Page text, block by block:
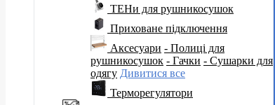
ТЕНи для рушникосушок
Приховане підключення
Аксесуари - Полиці для
рушникосушок - Гачки - Сушарки для
одягу Дивитися все
Терморегулятори